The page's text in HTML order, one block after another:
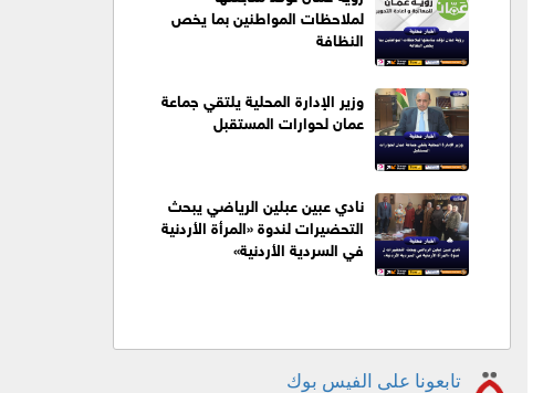
لملاحظات المواطنين بما يخص
النظافة
وزير الإدارة المحلية يلتقي جماعة
عمان لحوارات المستقبل
نادي عبين عبلين الرياضي يبحث
التحضيرات لندوة «المرأة الأردنية
في السردية الأردنية»
تابعونا على الفيس بوك